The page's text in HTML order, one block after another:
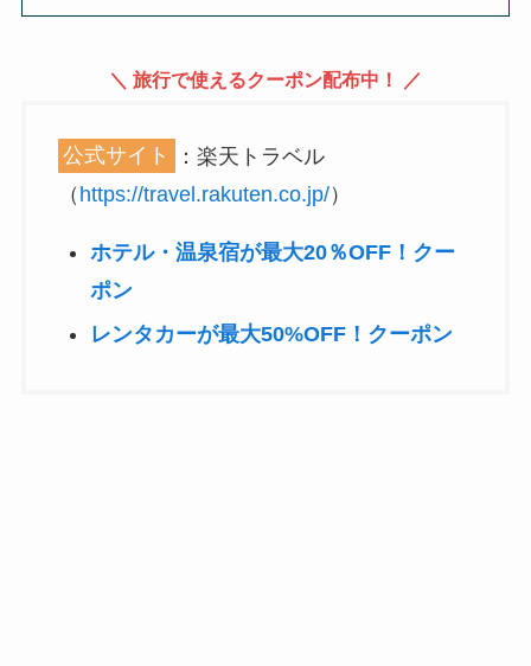
＼ 旅行で使えるクーポン配布中！ ／
公式サイト
：楽天トラベル
（ https://travel.rakuten.co.jp/）
ホテル・温泉宿が最大20％OFF！クー
ポン
レンタカーが最大50%OFF！クーポン